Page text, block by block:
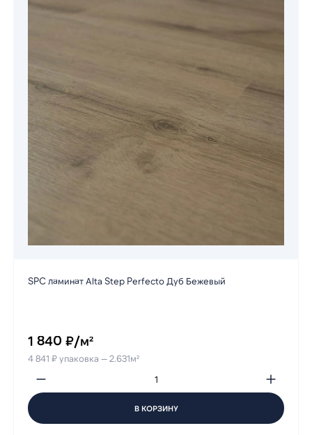
SPC ламинат Alta Step Perfecto Дуб Бежевый
1 840 ₽/м²
4 841 ₽ упаковка — 2.631м²
В КОРЗИНУ